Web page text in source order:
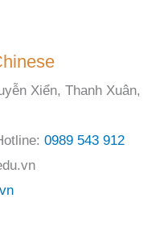
Xiển, Thanh Xuân,
0989 543 912